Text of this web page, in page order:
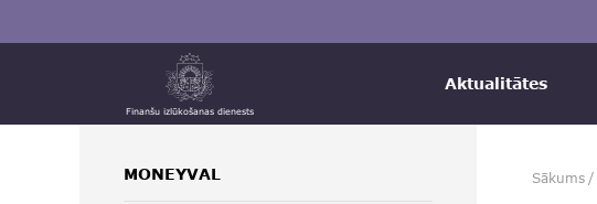
Finanšu izlūkošanas dienests
Aktualitātes
MONEYVAL Sākums /